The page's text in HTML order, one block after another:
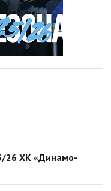
26 ХК «Динамо-